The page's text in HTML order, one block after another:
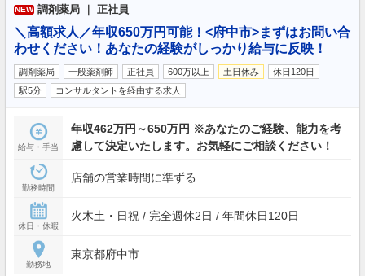
NEW 調剤薬局 ｜ 正社員
＼高額求人／年収650万円可能！<府中市>まずはお問い合
わせください！あなたの経験がしっかり給与に反映！
調剤薬局 一般薬剤師 正社員 600万以上 土日休み
休日120日
駅5分
コンサルタントを経由する求人
給与・手当
年収462万円～650万円 ※あなたのご経験、能力を考
慮して決定いたします。お気軽にご相談ください！
勤務時間
店舗の営業時間に準ずる
休日・休暇
火木土・日祝 / 完全週休2日 / 年間休日120日
勤務地
東京都府中市